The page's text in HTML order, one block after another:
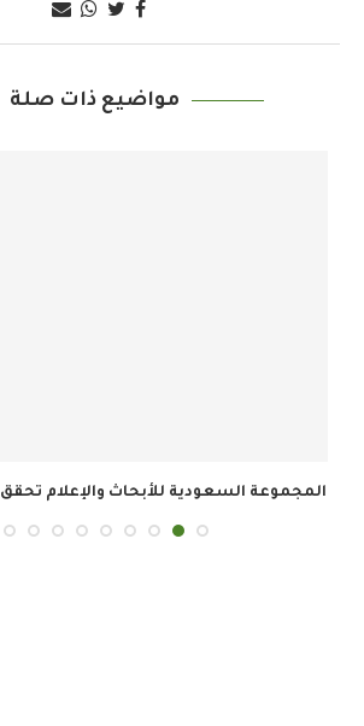
مواضيع ذات صلة
المجموعة السعودية للأبحاث والإعلام تحقق 34.8 مليون ريال...